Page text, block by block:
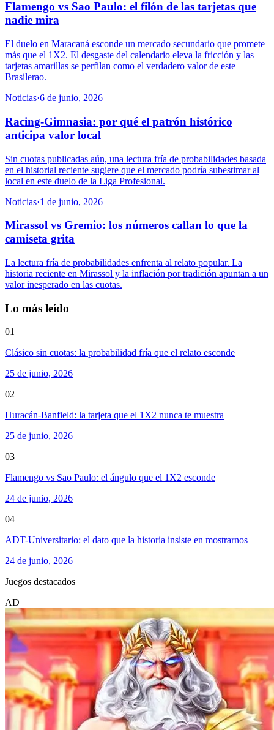
Flamengo vs Sao Paulo: el filón de las tarjetas que
nadie mira
El duelo en Maracaná esconde un mercado secundario que promete
más que el 1X2. El desgaste del calendario eleva la fricción y las
tarjetas amarillas se perfilan como el verdadero valor de este
Brasilerao.
Noticias·6 de junio, 2026
Racing-Gimnasia: por qué el patrón histórico
anticipa valor local
Sin cuotas publicadas aún, una lectura fría de probabilidades basada
en el historial reciente sugiere que el mercado podría subestimar al
local en este duelo de la Liga Profesional.
Noticias·1 de junio, 2026
Mirassol vs Gremio: los números callan lo que la
camiseta grita
La lectura fría de probabilidades enfrenta al relato popular. La
historia reciente en Mirassol y la inflación por tradición apuntan a un
valor inesperado en las cuotas.
Lo más leído
01
Clásico sin cuotas: la probabilidad fría que el relato esconde
25 de junio, 2026
02
Huracán-Banfield: la tarjeta que el 1X2 nunca te muestra
25 de junio, 2026
03
Flamengo vs Sao Paulo: el ángulo que el 1X2 esconde
24 de junio, 2026
04
ADT-Universitario: el dato que la historia insiste en mostrarnos
24 de junio, 2026
Juegos destacados
AD